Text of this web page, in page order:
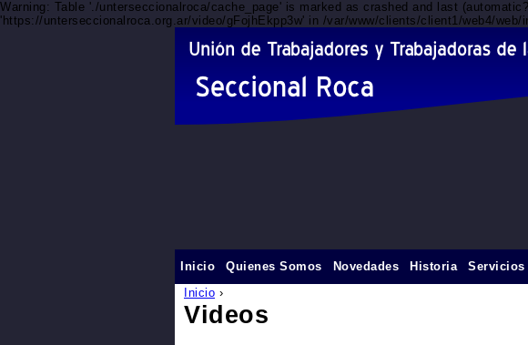
Warning: Table './unterseccionalroca/cache_page' is marked as crashed and last
'https://unterseccionalroca.org.ar/video/gFojhEkpp3w' in /var/www/clients/client1/web4/
Inicio ›
Videos
Inicio Quienes Somos Novedades Historia Servicios